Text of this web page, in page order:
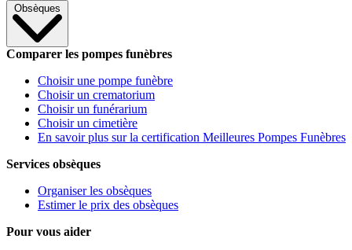
Obsèques
Comparer les pompes funèbres
Choisir une pompe funèbre
Choisir un crematorium
Choisir un funérarium
Choisir un cimetière
En savoir plus sur la certification Meilleures Pompes Funèbres
Services obsèques
Organiser les obsèques
Estimer le prix des obsèques
Pour vous aider